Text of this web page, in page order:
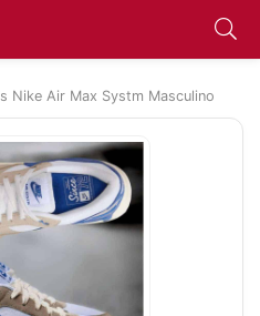
Nike Air Max Systm Masculino